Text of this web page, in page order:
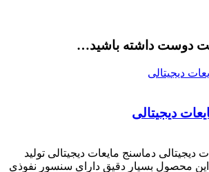
دوست داشته باشید…
دیجیتالی
دیجیتالی دماسنج مایعات دیجیتالی تولید
محصول بسیار دقیق دارای سنسور نفوذی